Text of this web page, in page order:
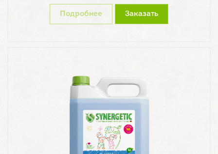
Подробнее Заказать